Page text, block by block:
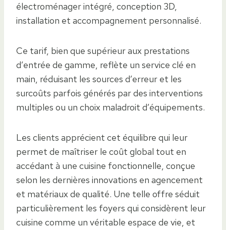
électroménager intégré, conception 3D,
installation et accompagnement personnalisé.
Ce tarif, bien que supérieur aux prestations
d’entrée de gamme, reflète un service clé en
main, réduisant les sources d’erreur et les
surcoûts parfois générés par des interventions
multiples ou un choix maladroit d’équipements.
Les clients apprécient cet équilibre qui leur
permet de maîtriser le coût global tout en
accédant à une cuisine fonctionnelle, conçue
selon les dernières innovations en agencement
et matériaux de qualité. Une telle offre séduit
particulièrement les foyers qui considèrent leur
cuisine comme un véritable espace de vie, et